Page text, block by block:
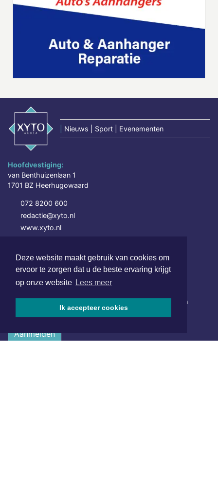
Deze website maakt gebruik van cookies om
ervoor te zorgen dat u de beste ervaring krijgt
op onze website Lees meer
Ik accepteer cookies
Nieuws | Sport | Evenementen
Hoofdvestiging:
van Benthuizenlaan 1
1701 BZ Heerhugowaard
072 8200 600
redactie@xyto.nl
www.xyto.nl
NIEUWSBRIEF AANMELDEN
Schrijf je in voor onze nieuwsbrief en krijg wekelijks een
samenvatting van alle gebeurtenissen uit jouw regio.
Aanmelden